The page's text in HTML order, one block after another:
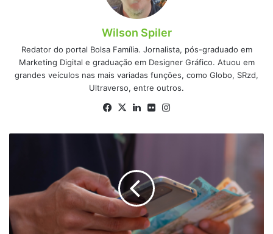
Wilson Spiler
Redator do portal Bolsa Família. Jornalista, pós-graduado em
Marketing Digital e graduação em Designer Gráfico. Atuou em
grandes veículos nas mais variadas funções, como Globo, SRzd,
Ultraverso, entre outros.
Facebook
X Linkedin
Flickr
Caixa
Tem